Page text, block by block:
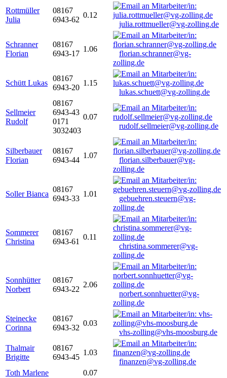
Rottmüller
Julia
08167
6943-62
0.12
julia.rottmueller@vg-zolling.de
Schranner
Florian
08167
6943-17
1.06
florian.schranner@vg-
zolling.de
Schütt Lukas
08167
6943-20
1.15
lukas.schuett@vg-zolling.de
Sellmeier
Rudolf
08167
6943-43
0171
3032403
0.07
rudolf.sellmeier@vg-zolling.de
Silberbauer
Florian
08167
6943-44
1.07
florian.silberbauer@vg-
zolling.de
Soller Bianca
08167
6943-33
1.01
gebuehren.steuern@vg-
zolling.de
Sommerer
Christina
08167
6943-61
0.11
christina.sommerer@vg-
zolling.de
Sonnhütter
Norbert
08167
6943-22
2.06
norbert.sonnhuetter@vg-
zolling.de
Steinecke
Corinna
08167
6943-32
0.03
vhs-zolling@vhs-moosburg.de
Thalmair
Brigitte
08167
6943-45
1.03
finanzen@vg-zolling.de
Toth Marlene
0.07